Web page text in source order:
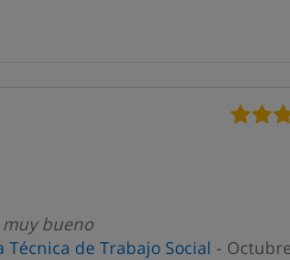
bueno
Técnica de Trabajo Social -